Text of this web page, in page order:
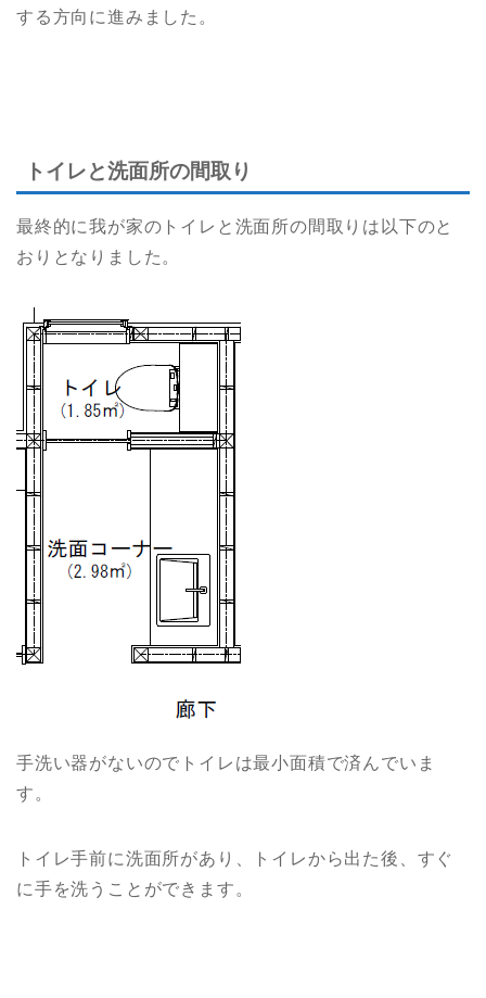
する方向に進みました。
トイレと洗面所の間取り
最終的に我が家のトイレと洗面所の間取りは以下のと
おりとなりました。
手洗い器がないのでトイレは最小面積で済んでいま
す。
トイレ手前に洗面所があり、トイレから出た後、すぐ
に手を洗うことができます。